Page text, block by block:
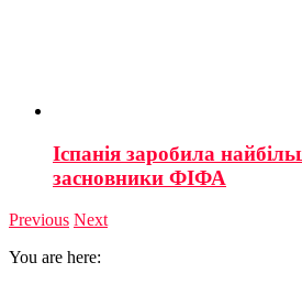
Іспанія заробила
засновники ФІФА
Previous Next
You are here: